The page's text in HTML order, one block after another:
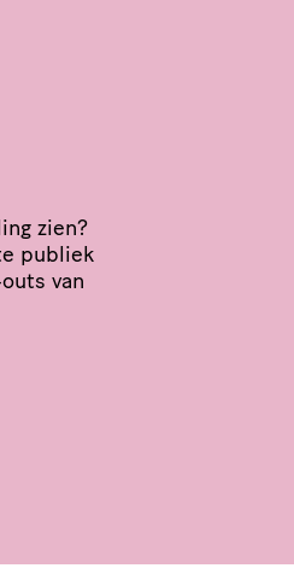
zien?
publiek
van